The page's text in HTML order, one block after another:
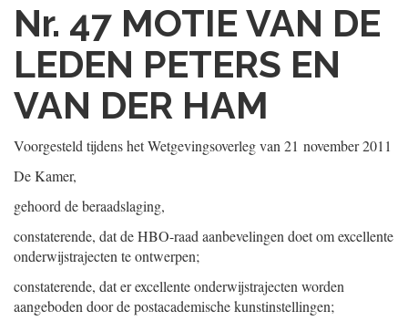
Nr. 47 MOTIE VAN DE
LEDEN PETERS EN
VAN DER HAM
Voorgesteld tijdens het Wetgevingsoverleg van 21 november 2011
De Kamer,
gehoord de beraadslaging,
constaterende, dat de HBO-raad aanbevelingen doet om excellente
onderwijstrajecten te ontwerpen;
constaterende, dat er excellente onderwijstrajecten worden
aangeboden door de postacademische kunstinstellingen;